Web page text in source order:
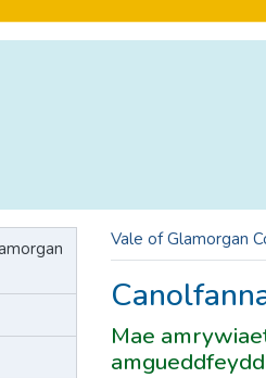
Vale of Glamorgan
Mae